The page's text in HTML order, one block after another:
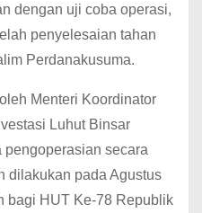
dengan uji coba operasi,
penyelesaian tahan
Perdanakusuma.
Menteri Koordinator
Luhut Binsar
pengoperasian secara
dilakukan pada Agustus
bagi HUT Ke-78 Republik